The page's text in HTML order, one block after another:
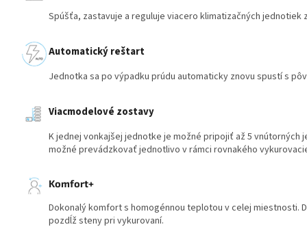
Spúšťa, zastavuje a reguluje viacero klimatizačných jednotiek
Automatický reštart
Jednotka sa po výpadku prúdu automaticky znovu spustí s
Viacmodelové zostavy
K jednej vonkajšej jednotke je možné pripojiť až 5
možné prevádzkovať jednotlivo v rámci rovnakého
Komfort+
Dokonalý komfort s homogénnou teplotou v celej miestnosti.
pozdĺž steny pri vykurovaní.